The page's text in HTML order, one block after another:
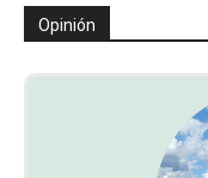
Opinión